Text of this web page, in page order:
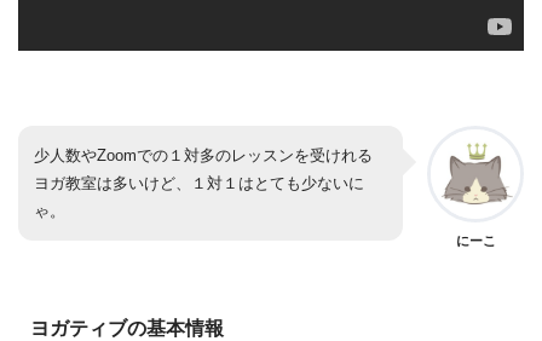
少人数やZoomでの１対多のレッスンを受けれる
ヨガ教室は多いけど、１対１はとても少ないに
ゃ。
にーこ
ヨガティブの基本情報